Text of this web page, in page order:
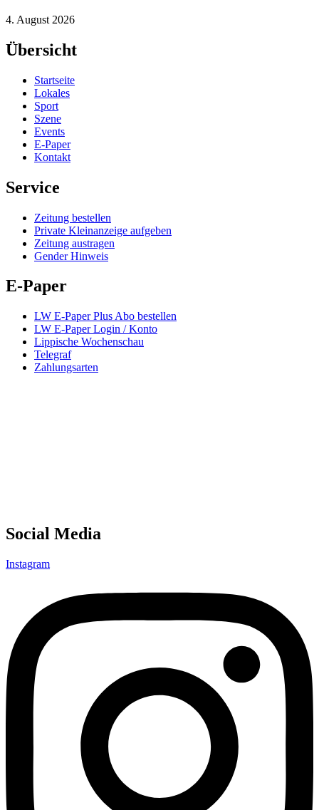
4. August 2026
Übersicht
Startseite
Lokales
Sport
Szene
Events
E-Paper
Kontakt
Service
Zeitung bestellen
Private Kleinanzeige aufgeben
Zeitung austragen
Gender Hinweis
E-Paper
LW E-Paper Plus Abo bestellen
LW E-Paper Login / Konto
Lippische Wochenschau
Telegraf
Zahlungsarten
Social Media
Instagram